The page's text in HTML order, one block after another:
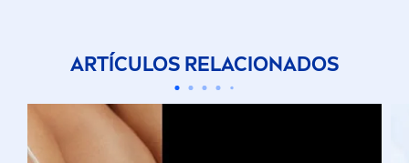
ARTÍCULOS RELACIONADOS